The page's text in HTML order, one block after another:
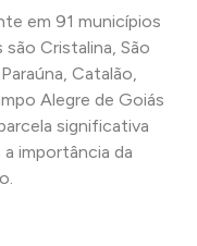
em 91 municípios
Cristalina, São
Catalão,
Alegre de Goiás
significativa
importância da